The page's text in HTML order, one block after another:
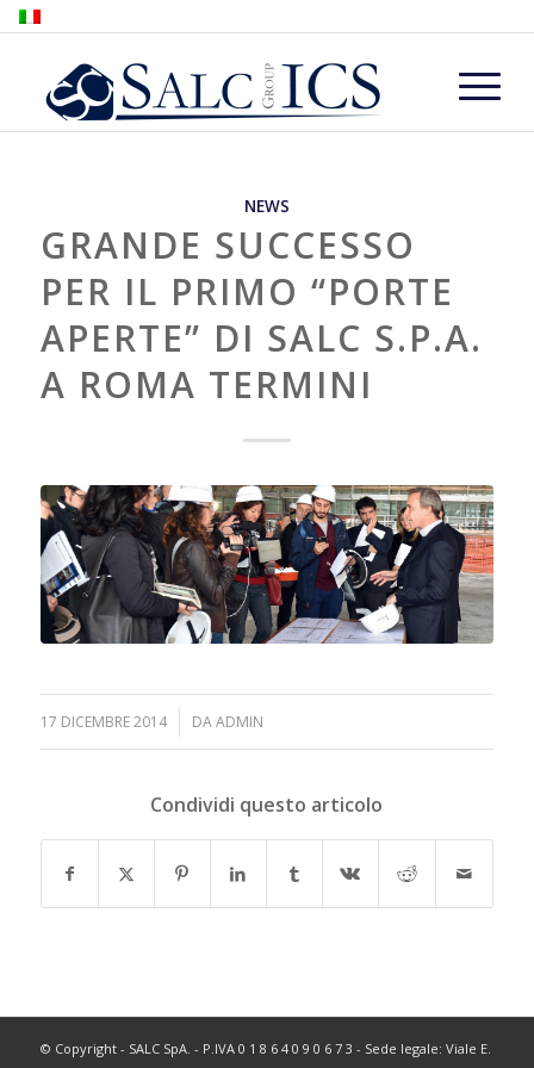
NEWS
GRANDE SUCCESSO
PER IL PRIMO “PORTE
APERTE” DI SALC S.P.A.
A ROMA TERMINI
17 DICEMBRE 2014 DAADMIN
Condividi questo articolo
© Copyright - SALC SpA. - P.IVA 0 1 8 6 4 0 9 0 6 7 3 - Sede legale: Viale E.